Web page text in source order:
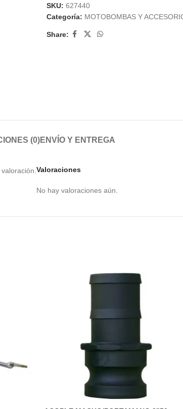
SKU: 627440
Categoría: MOTOBOMBAS Y
Share:
(0)ENVÍO Y ENTREGA
Valoraciones
No hay valoraciones aún.